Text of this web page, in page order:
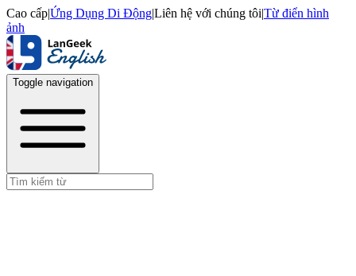
Cao cấp|Ứng Dụng Di Động|Liên hệ với chúng tôi|Từ điển hình
ảnh
Toggle navigation